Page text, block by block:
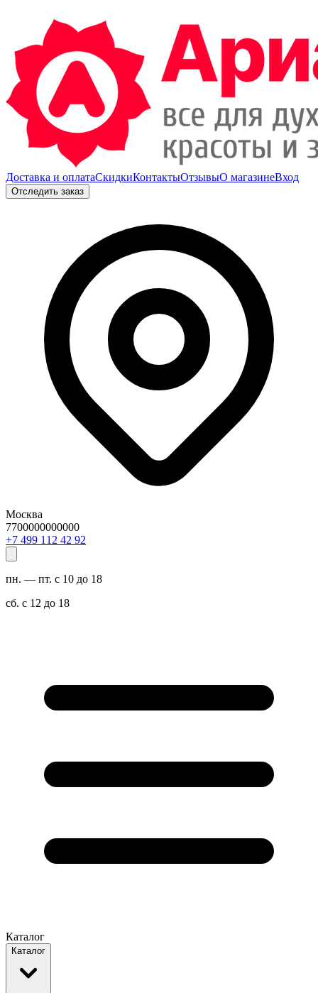
Доставка и оплатаСкидкиКонтактыОтзывыО магазинеВход
Отследить заказ
Москва
7700000000000
29 24 211 994 7+
пн. — пт. с 10 до 18
сб. с 12 до 18
Каталог
Каталог